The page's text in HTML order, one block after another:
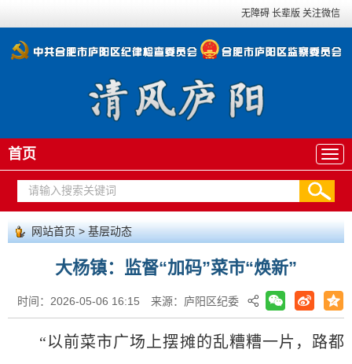
无障碍 长辈版 关注微信
首页
网站首页>基层动态
大杨镇：监督“加码”菜市“焕新”
时间：2026-05-06 16:15 来源：庐阳区纪委
“以前菜市广场上摆摊的乱糟糟一片，路都